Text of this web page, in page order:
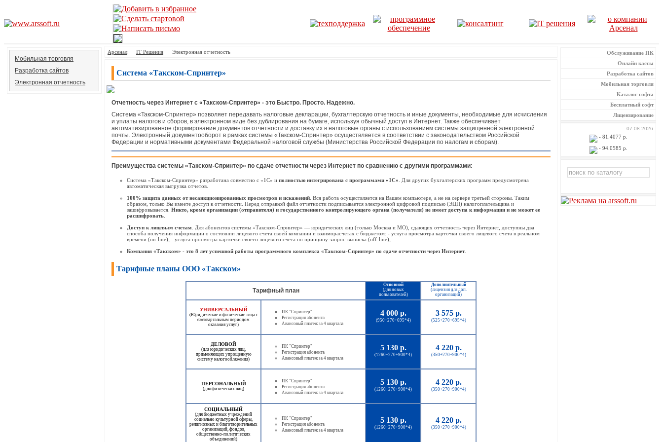
Мобильная торговля
Разработка сайтов
Электронная отчетность
Арсенал IT Решения Электронная отчетность
Обслуживание ПК
Онлайн кассы
Разработка сайтов
Мобильная торговля
Каталог софта
Бесплатный софт
Лицензирование
07.08.2026
- 81.4077 р.
- 94.0585 р.
Система «Такском-Спринтер»
Отчетность через Интернет с «Такском-Спринтер» - это Быстро. Просто. Надежно.
Система «Такском-Спринтер» позволяет передавать налоговые декларации, бухгалтерскую отчетность и иные документы, необходимые для исчисления
и уплаты налогов и сборов, в электронном виде без дублирования на бумаге, используя обычный доступ в Интернет. Также обеспечивает
автоматизированное формирование документов отчетности и доставку их в налоговые органы с использованием системы защищенной электронной
почты. Электронный документооборот в рамках системы «Такском-Спринтер» осуществляется в соответствии с законодательством Российской
Федерации и нормативными документами Федеральной налоговой службы (Министерства Российской Федерации по налогам и сборам).
Преимущества системы «Такском-Спринтер» по сдаче отчетности через Интернет по сравнению с другими программами:
Система «Такском-Спринтер» разработана совместно с «1С» и полностью интегрирована с программами «1С» . Для других бухгалтерских программ предусмотрена
автоматическая выгрузка отчетов.
100% защита данных от несанкционированных просмотров и искажений . Вся работа осуществляется на Вашем компьютере, а не на сервере третьей стороны. Таким
образом, только Вы имеете доступ к отчетности. Перед отправкой файл отчетности подписывается электронной цифровой подписью (ЭЦП) налогоплательщика и
зашифровывается. Никто, кроме организации (отправителя) и государственного контролирующего органа (получателя) не имеет доступа к информации и не может ее
расшифровать
Доступ к лицевым счетам . Для абонентов системы «Такском-Спринтер» — юридических лиц (только Москва и МО), сдающих отчетность через Интернет, доступны два
способа получения информации о состоянии лицевого счета своей компании и взаиморасчетах с бюджетом: - услуга просмотра карточки своего лицевого счета в реальном
времени (on-line); - услуга просмотра карточки своего лицевого счета по принципу запрос-выписка (off-line);
Компания «Такском» - это 8 лет успешной работы программного комплекса «Такском-Спринтер» по сдаче отчетности через Интернет.
Тарифные планы ООО «Такском»
Тарифный план
Основной
(для новых
пользователей)
Дополнительный
(лицензия для доп.
организаций)
УНИВЕРСАЛЬНЫЙ
(Юридические и физические лица с
ежеквартальным периодом
оказания услуг)
ПК "Спринтер"
Регистрация абонента
Авансовый платеж за 4 квартала
4 000 р.
(950+270+695*4)
3 575 р.
(525+270+695*4)
ДЕЛОВОЙ
(для юридических лиц,
применяющих упрощенную
систему налогооблажения)
ПК "Спринтер"
Регистрация абонента
Авансовый платеж за 4 квартала
5 130 р.
(1260+270+900*4)
4 220 р.
(350+270+900*4)
ПЕРСОНАЛЬНЫЙ
(для физических лиц)
ПК "Спринтер"
Регистрация абонента
Авансовый платеж за 4 квартала
5 130 р.
(1260+270+900*4)
4 220 р.
(350+270+900*4)
СОЦИАЛЬНЫЙ
(для бюджетных учреждений
социально культурной сферы,
религиозных и благотворительных
организаций, фондов,
общественно-политических
объединений)
ПК "Спринтер"
Регистрация абонента
Авансовый платеж за 4 квартала
5 130 р.
(1260+270+900*4)
4 220 р.
(350+270+900*4)